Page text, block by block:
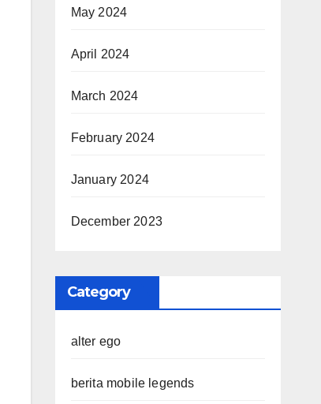
May 2024
April 2024
March 2024
February 2024
January 2024
December 2023
Category
alter ego
berita mobile legends